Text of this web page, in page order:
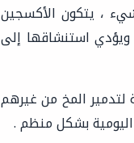
، يتكون الأكسجين
استنشاقها إلى
المخ من غيرهم
اليومية بشكل منظم .